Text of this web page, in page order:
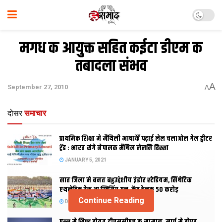
मगध क आयुक्त सहित कईटा डीएम क
तबादला संभव
September 27, 2010 AA
दोसर समाचार
प्राथमिक शि‍क्षा मे मैथि‍ली भाषाकेँ पढ़ाई लेल चलाओल गेल ट्वीटर
ट्रेंड : भारत संगे नेपालक मैथिल लेलनि हिस्सा
JANUARY 5, 2021
सात जिला मे बनत बहुउद्देशीय इंडोर स्‍टेडि‍यम, सिंथेटिक
एथलेटिक ट्रेक आ स्विमिंग पुल, केंद्र देलक 50 करोड़
DECEMBER 26, 2020
Continue Reading